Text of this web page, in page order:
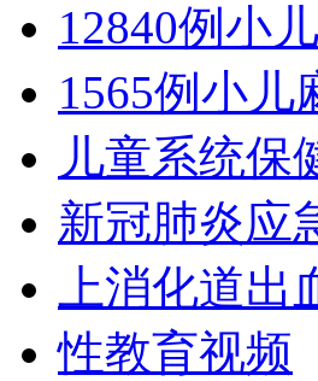
12840例小
1565例小
儿童系统保
新冠肺炎应
上消化道
性教育视频